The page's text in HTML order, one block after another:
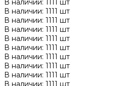
В наличии: 1111 шт
В наличии: 1111 шт
В наличии: 1111 шт
В наличии: 1111 шт
В наличии: 1111 шт
В наличии: 1111 шт
В наличии: 1111 шт
В наличии: 1111 шт
В наличии: 1111 шт